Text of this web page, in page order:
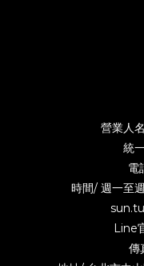
營業人
統
電
時間/ 週一至
Line
傳